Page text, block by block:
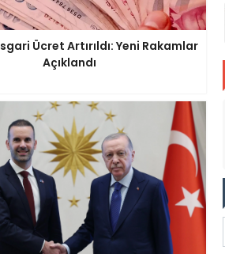
Ücret Artırıldı: Yeni Rakamlar
Açıklandı